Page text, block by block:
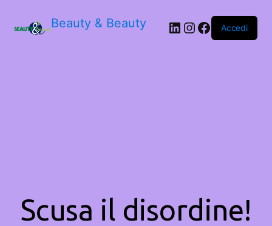
Beauty & Beauty LinkedIn
Instagram
Facebook
Accedi
Scusa il disordine!